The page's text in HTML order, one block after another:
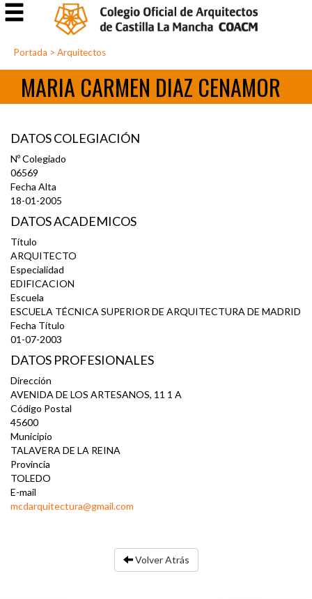
Portada > Arquitectos
MARIA CARMEN DIAZ CENAMOR
DATOS COLEGIACIÓN
Nº Colegiado
06569
Fecha Alta
18-01-2005
DATOS ACADEMICOS
Título
ARQUITECTO
Especialidad
EDIFICACION
Escuela
ESCUELA TÉCNICA SUPERIOR DE ARQUITECTURA DE MADRID
Fecha Título
01-07-2003
DATOS PROFESIONALES
Dirección
AVENIDA DE LOS ARTESANOS, 11 1 A
Código Postal
45600
Municipio
TALAVERA DE LA REINA
Provincia
TOLEDO
E-mail
mcdarquitectura@gmail.com
Volver Atrás